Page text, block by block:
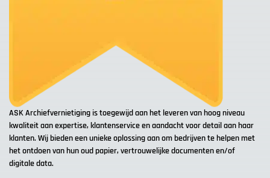
ASK Archiefvernietiging is toegewijd aan het leveren van hoog niveau
kwaliteit aan expertise, klantenservice en aandacht voor detail aan haar
klanten. Wij bieden een unieke oplossing aan om bedrijven te helpen met
het ontdoen van hun oud papier, vertrouwelijke documenten en/of
digitale data.